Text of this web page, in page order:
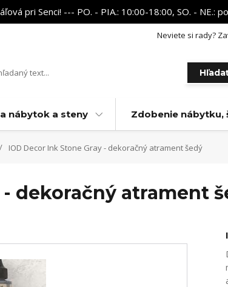
pri Senci! --- PO. - PIA.: 10:00-18:00, SO. -
Neviete si rady?
nábytok a steny Zdobenie nábytku,
IOD Decor Ink Stone Gray - dekoračný atrament šedý
- dekoračný atrament